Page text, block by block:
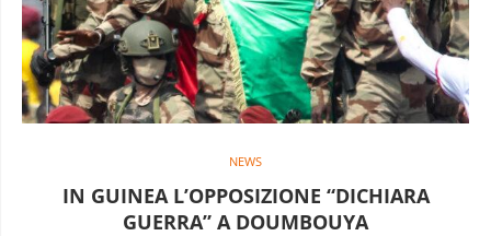
NEWS
IN GUINEA L’OPPOSIZIONE “DICHIARA
GUERRA” A DOUMBOUYA